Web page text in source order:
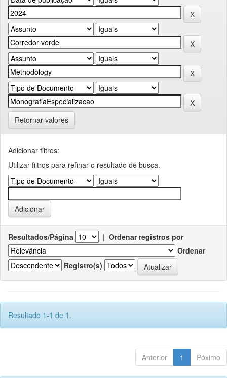
Retornar valores
Adicionar filtros:
Utilizar filtros para refinar o resultado de busca.
Resultados/Página | Ordenar registros por
Ordenar
Registro(s)
Resultado 1-1 de 1.
Anterior 1 Póximo